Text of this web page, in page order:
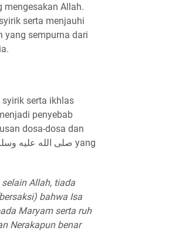
mengesakan Allah.
serta menjauhi
yang sempurna dari
serta ikhlas
dosa-dosa dan
Allah, tiada
bahwa Isa
Maryam serta ruh
Nerakapun benar